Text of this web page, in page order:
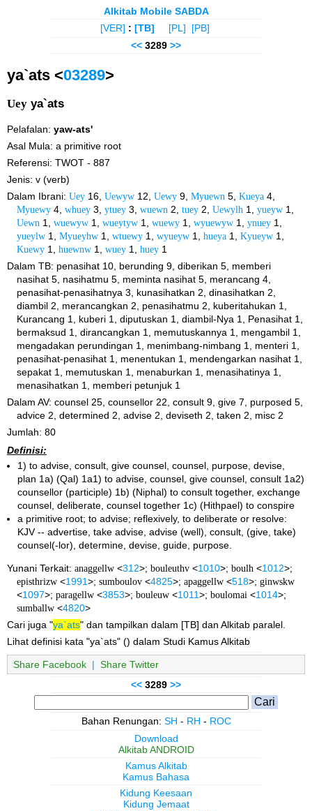
Alkitab Mobile SABDA
[VER] : [TB] [PL]
[PB]
<< 3289 >>
ya`ats <03289>
Uey ya`ats
Pelafalan: yaw-ats'
Asal Mula: a primitive root
Referensi: TWOT - 887
Jenis: v (verb)
Dalam Ibrani: Uey 16, Uewyw 12, Uewy 9, Myuewn 5, Kueya 4,
Myuewy 4,whuey 3,ytuey 3,wuewn 2,tuey 2,Uewylh 1,yueyw 1,
Uewn 1,wuewyw 1,wueytyw 1,wuewy 1,wyuewyw 1,ynuey 1,
yueylw 1,Myueyhw 1,wtuewy 1,wyueyw 1,hueya 1,Kyueyw 1,
Kuewy 1,huewnw 1,wuey 1,huey 1
Dalam TB: penasihat 10, berunding 9, diberikan 5, memberi
nasihat 5, nasihatmu 5, meminta nasihat 5, merancang 4,
penasihat-penasihatnya 3, kunasihatkan 2, dinasihatkan 2,
diambil 2, merancangkan 2, penasihatmu 2, kuberitahukan 1,
Kurancang 1, kuberi 1, diputuskan 1, diambil-Nya 1, Penasihat 1,
bermaksud 1, dirancangkan 1, memutuskannya 1, mengambil 1,
mengadakan perundingan 1, menimbang-nimbang 1, menteri 1,
penasihat-penasihat 1, menentukan 1, mendengarkan nasihat 1,
sepakat 1, memutuskan 1, menaburkan 1, menasihatinya 1,
menasihatkan 1, memberi petunjuk 1
Dalam AV: counsel 25, counsellor 22, consult 9, give 7, purposed 5,
advice 2, determined 2, advise 2, deviseth 2, taken 2, misc 2
Jumlah: 80
Definisi:
1) to advise, consult, give counsel, counsel, purpose, devise,
plan 1a) (Qal) 1a1) to advise, counsel, give counsel, consult 1a2)
counsellor (participle) 1b) (Niphal) to consult together, exchange
counsel, deliberate, counsel together 1c) (Hithpael) to conspire
a primitive root; to advise; reflexively, to deliberate or resolve:
KJV -- advertise, take advise, advise (well), consult, (give, take)
counsel(-lor), determine, devise, guide, purpose.
Yunani Terkait: anaggellw <312>; bouleuthv <1010>; boulh <1012>;
episthrizw <1991>;sumboulov <4825>;apaggellw <518>;ginwskw
<1097>;paragellw <3853>;bouleuw <1011>;boulomai <1014>;
sumballw <4820>
Cari juga "ya`ats" dan tampilkan dalam [TB] dan Alkitab paralel.
Lihat definisi kata "ya`ats" () dalam Studi Kamus Alkitab
Share Facebook | Share Twitter
<< 3289 >>
Bahan Renungan: SH - RH - ROC
Download
Alkitab ANDROID
Kamus Alkitab
Kamus Bahasa
Kidung Keesaan
Kidung Jemaat